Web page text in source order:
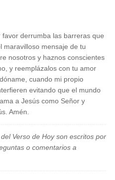
derrumba las barreras que
maravilloso mensaje de tu
nosotros y haznos conscientes
y reemplázalos con tu amor
cuando mi propio
evitando que el mundo
a Jesús como Señor y
Amén.
Verso de Hoy son escritos por
o comentarios a